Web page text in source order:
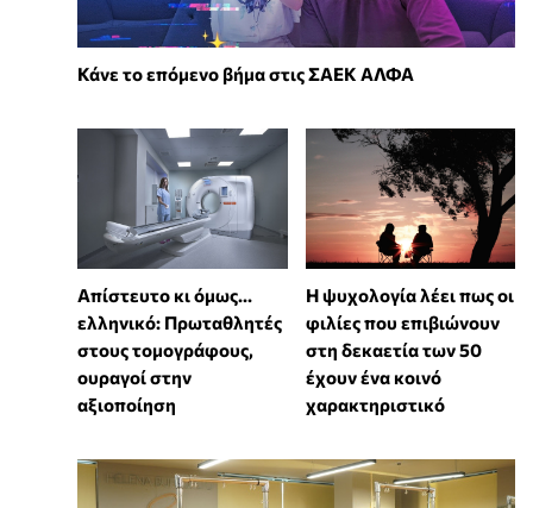
Κάνε το επόμενο βήμα στις ΣΑΕΚ ΑΛΦΑ
Απίστευτο κι όμως...
ελληνικό: Πρωταθλητές
στους τομογράφους,
ουραγοί στην
αξιοποίηση
⁠Η ψυχολογία λέει πως οι
φιλίες που επιβιώνουν
στη δεκαετία των 50
έχουν ένα κοινό
χαρακτηριστικό